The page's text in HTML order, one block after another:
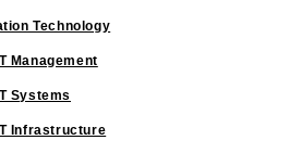
Technology
IT Management
IT Systems
IT Infrastructure